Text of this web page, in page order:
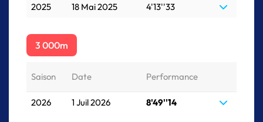
2025
18 Mai 2025 4'13''33
3 000m
Saison Date Performance
2026 1 Juil 2026 8'49''14